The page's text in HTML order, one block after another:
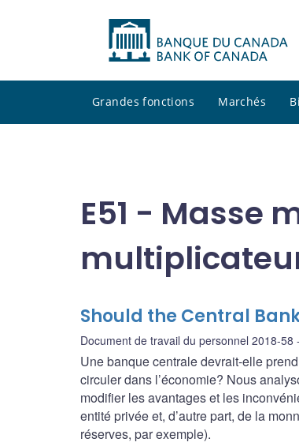
Grandes fonctions Marchés
E51 - Masse
Should the Central
Document de travail du personnel 2018-58
Une banque centrale devrait-elle
circuler dans l’économie? Nous
modifier les avantages et les
entité privée et, d’autre part, de la
réserves, par exemple).